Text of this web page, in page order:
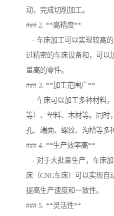
动，完成切削加工。
### 2. **高精度**
- 车床加工可以实现较高
过精密的车床设备和，可以
量高的零件。
### 3. **加工范围广**
- 车床可以加工多种材料
等）、塑料、木材等。同时
孔、端面、螺纹、沟槽等多
### 4. **生产效率高**
- 对于大批量生产，车床
床（CNC车床）可以实现自
提高生产速度和一致性。
### 5. **灵活性**